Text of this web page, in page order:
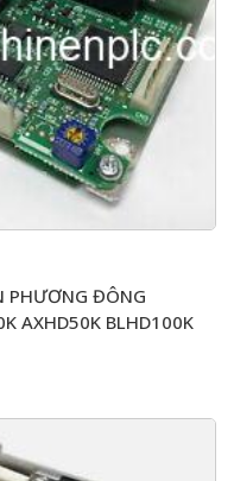
PHƯƠNG ĐÔNG
AXHD50K BLHD100K